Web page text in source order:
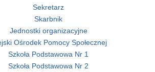
Sekretarz
Skarbnik
Jednostki organizacyjne
Ośrodek Pomocy Społecznej
Szkoła Podstawowa Nr 1
Szkoła Podstawowa Nr 2